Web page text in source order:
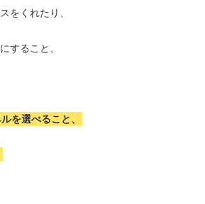
をくれたり、
すること、
を選べること、